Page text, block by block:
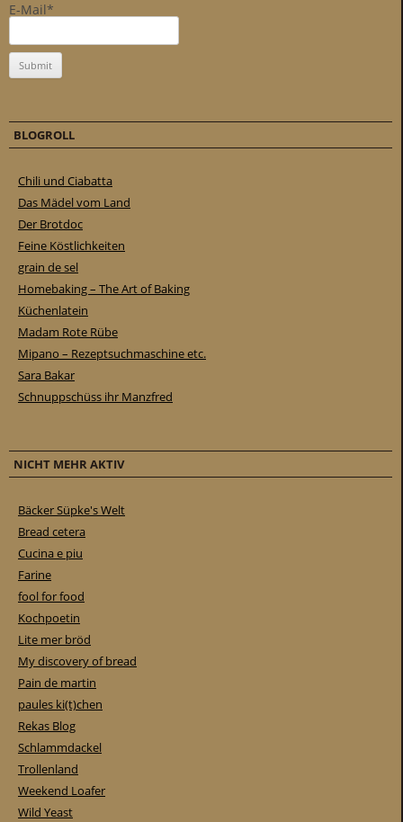
E-Mail*
BLOGROLL
Chili und Ciabatta
Das Mädel vom Land
Der Brotdoc
Feine Köstlichkeiten
grain de sel
Homebaking – The Art of Baking
Küchenlatein
Madam Rote Rübe
Mipano – Rezeptsuchmaschine etc.
Sara Bakar
Schnuppschüss ihr Manzfred
NICHT MEHR AKTIV
Bäcker Süpke's Welt
Bread cetera
Cucina e piu
Farine
fool for food
Kochpoetin
Lite mer bröd
My discovery of bread
Pain de martin
paules ki(t)chen
Rekas Blog
Schlammdackel
Trollenland
Weekend Loafer
Wild Yeast